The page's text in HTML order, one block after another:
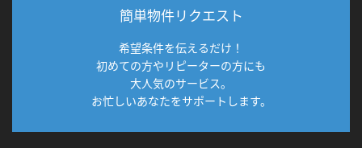
簡単物件リクエスト
希望条件を伝えるだけ！
初めての方やリピーターの方にも
大人気のサービス。
お忙しいあなたをサポートします。